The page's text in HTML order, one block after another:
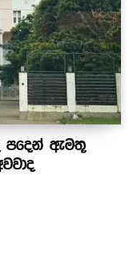
පදෙන් ඇමතූ